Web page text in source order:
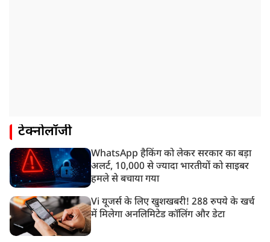
टेक्नोलॉजी
WhatsApp हैकिंग को लेकर सरकार का बड़ा
अलर्ट, 10,000 से ज्यादा भारतीयों को साइबर
हमले से बचाया गया
Vi यूजर्स के लिए खुशखबरी! 288 रुपये के खर्च
में मिलेगा अनलिमिटेड कॉलिंग और डेटा